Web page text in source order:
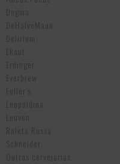
Dogma
DeHalveMaan
Delirium
Ekaut
Erdinger
Everbrew
Fuller’s
Leopoldina
Leuven
Roleta Russa
Schneider
Outras cervejarias